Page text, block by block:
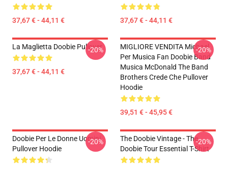
37,67 € - 44,11 € 37,67 € - 44,11 €
La Maglietta Doobie Pullover
37,67 € - 44,11 €
-20%
MIGLIORE VENDITA Michael
Per Musica Fan Doobie Band
Musica McDonald The Band
Brothers Crede Che Pullover
Hoodie
39,51 € - 45,95 €
-20%
Doobie Per Le Donne Uomini
Pullover Hoodie
-20%
The Doobie Vintage - The
Doobie Tour Essential T-Shirt
-20%